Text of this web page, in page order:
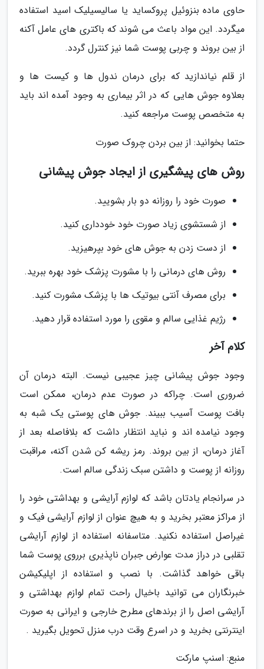
حاوی ماده بنزوئیل پروکساید یا سالیسیلیک اسید استفاده
میگردد. این مواد باعث می شوند که باکتری های عامل آکنه
از بین بروند و چربی پوست شما نیز کنترل گردد.
از قلم نیاندازید که برای درمان ندول ها و کیست ها و
بعلاوه جوش هایی که در اثر بیماری به وجود آمده اند باید
به متخصص پوست مراجعه کنید.
حتما بخوانید: از بین بردن چروک صورت
روش های پیشگیری از ایجاد جوش پیشانی
صورت خود را روزانه دو بار بشویید.
از شستشوی زیاد صورت خود خودداری کنید.
از دست زدن به جوش های خود بپرهیزید.
روش های درمانی را با مشورت پزشک خود بهره ببرید.
برای مصرف آنتی بیوتیک ها با پزشک مشورت کنید.
رژیم غذایی سالم و مقوی را مورد استفاده قرار دهید.
کلام آخر
وجود جوش پیشانی چیز عجیبی نیست. البته درمان آن
ضروری است. چراکه در صورت عدم درمان، ممکن است
بافت پوست آسیب ببیند. جوش های پوستی یک شبه به
وجود نیامده اند و نباید انتظار داشت که بلافاصله بعد از
آغاز درمان، از بین بروند. رمز ریشه کن شدن آکنه، مراقبت
روزانه از پوست و داشتن سبک زندگی سالم است.
در سرانجام یادتان باشد که لوازم آرایشی و بهداشتی خود را
از مراکز معتبر بخرید و به هیچ عنوان از لوازم آرایشی فیک و
غیراصل استفاده نکنید. متاسفانه استفاده از لوازم آرایشی
تقلبی در دراز مدت عوارض جبران ناپذیری برروی پوست شما
باقی خواهد گذاشت. با نصب و استفاده از اپلیکیشن
خبرنگاران می توانید باخیال راحت تمام لوازم بهداشتی و
آرایشی اصل را از برندهای مطرح خارجی و ایرانی به صورت
اینترنتی بخرید و در اسرع وقت درب منزل تحویل بگیرید .
منبع: اسنپ مارکت